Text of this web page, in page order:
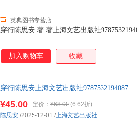
穿行陈思安 著 著上海文艺出版社
英典图书专营店
加入购物车 收藏
穿行陈思安上海文艺出版社9787532194087
¥45.00 定价： ¥68.00 (6.62折)
陈思安 /2025-12-01 /上海文艺出版社